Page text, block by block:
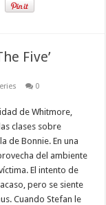
Five’
0
de Whitmore,
clases sobre
de Bonnie. En una
del ambiente
El intento de
pero se siente
Cuando Stefan le